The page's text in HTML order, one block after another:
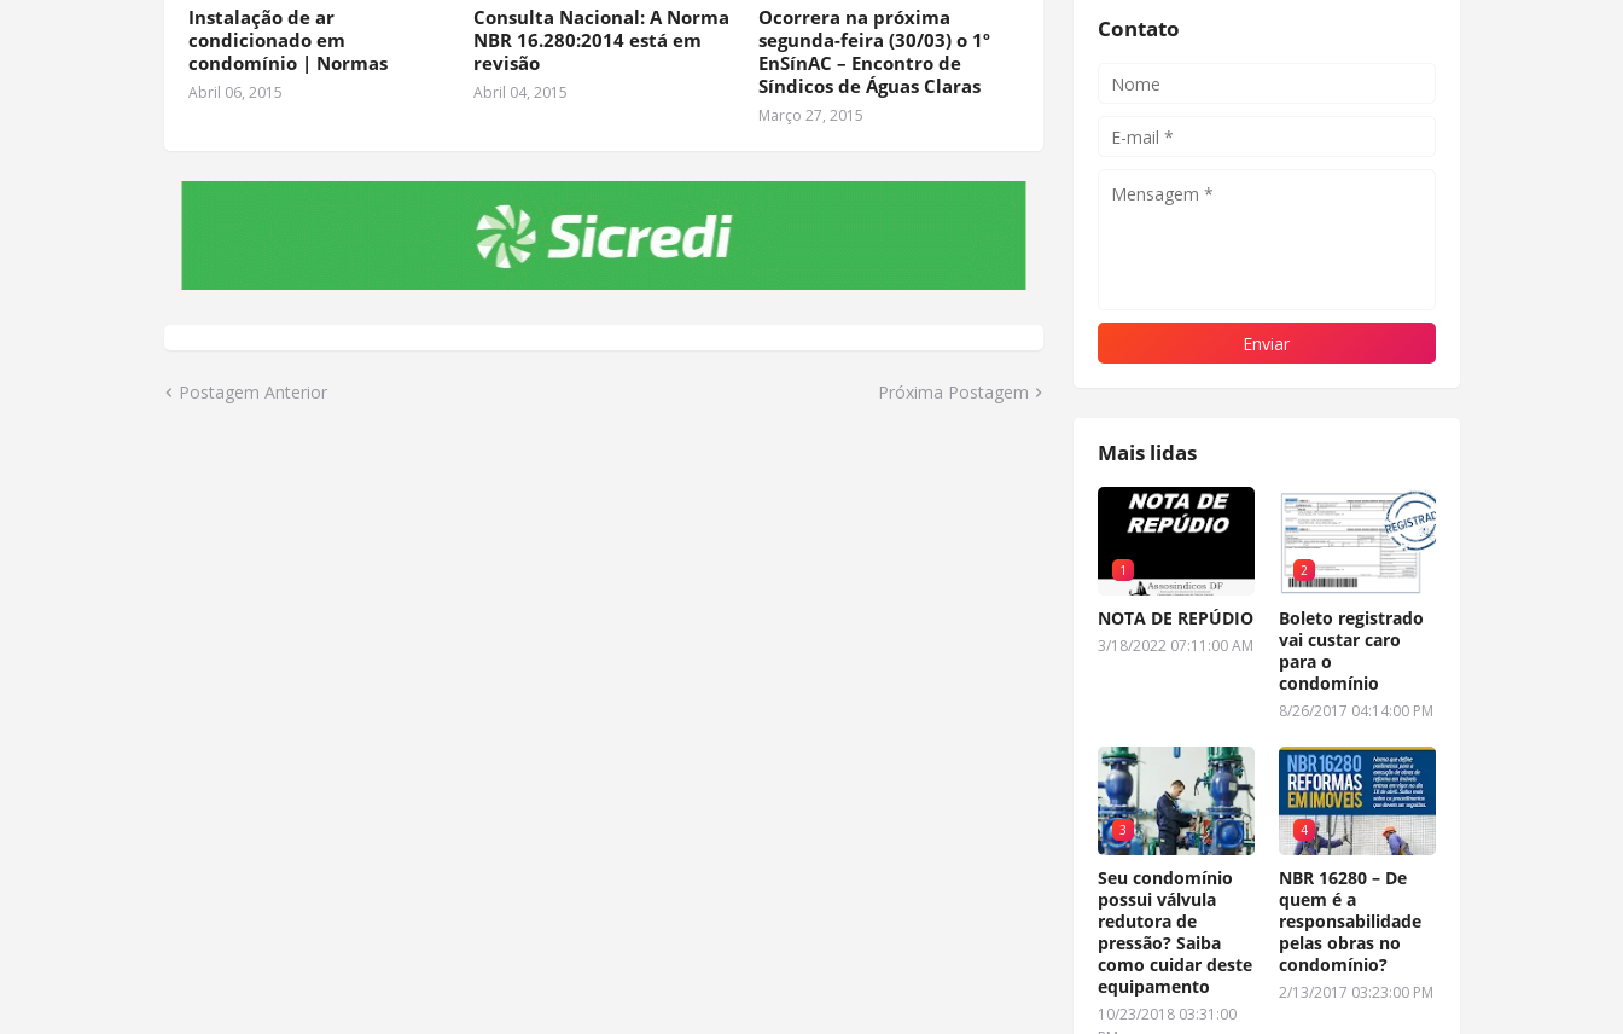
Instalação de ar
condicionado em
condomínio | Normas
Abril 06, 2015
Consulta Nacional: A Norma
NBR 16.280:2014 está em
revisão
Abril 04, 2015
Ocorrera na próxima
segunda-feira (30/03) o 1º
EnSínAC – Encontro de
Síndicos de Águas Claras
Março 27, 2015
Postagem Anterior Próxima Postagem
Contato
Mais lidas
1
NOTA DE REPÚDIO
3/18/2022 07:11:00 AM
2
Boleto registrado
vai custar caro
para o
condomínio
8/26/2017 04:14:00 PM
3
Seu condomínio
possui válvula
redutora de
pressão? Saiba
como cuidar deste
equipamento
10/23/2018 03:31:00
4
NBR 16280 – De
quem é a
responsabilidade
pelas obras no
condomínio?
2/13/2017 03:23:00 PM